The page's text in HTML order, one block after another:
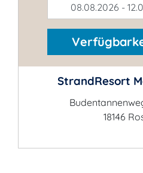
08.08.2026 -
StrandResort
18146